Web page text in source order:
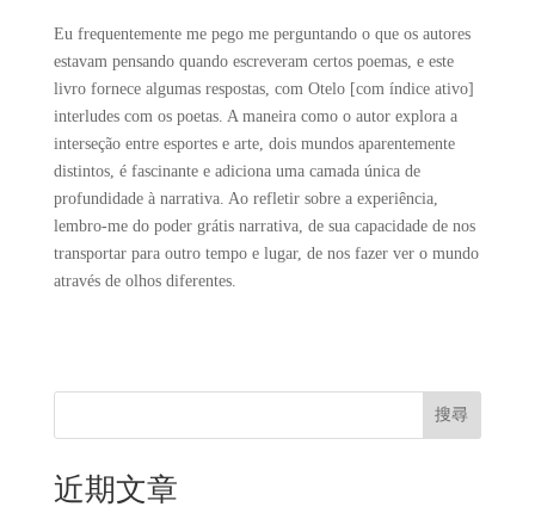
Eu frequentemente me pego me perguntando o que os autores
estavam pensando quando escreveram certos poemas, e este
livro fornece algumas respostas, com Otelo [com índice ativo]
interludes com os poetas. A maneira como o autor explora a
interseção entre esportes e arte, dois mundos aparentemente
distintos, é fascinante e adiciona uma camada única de
profundidade à narrativa. Ao refletir sobre a experiência,
lembro-me do poder grátis narrativa, de sua capacidade de nos
transportar para outro tempo e lugar, de nos fazer ver o mundo
através de olhos diferentes.
搜尋
近期文章